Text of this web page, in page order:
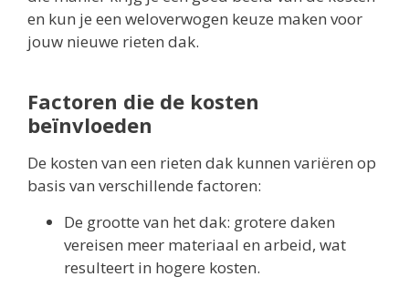
en kun je een weloverwogen keuze maken voor
jouw nieuwe rieten dak.
Factoren die de kosten
beïnvloeden
De kosten van een rieten dak kunnen variëren op
basis van verschillende factoren:
De grootte van het dak: grotere daken
vereisen meer materiaal en arbeid, wat
resulteert in hogere kosten.